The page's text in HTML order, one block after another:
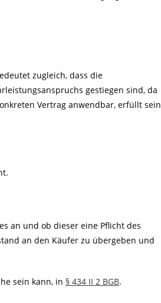
zugleich, dass die
gestiegen sind, da
Vertrag anwendbar, erfüllt sein
an und ob dieser eine Pflicht des
an den Käufer zu übergeben und
sein kann, in § 434 II 2 BGB.